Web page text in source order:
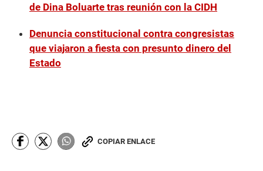
de Dina Boluarte tras reunión con la CIDH
Denuncia constitucional contra congresistas
que viajaron a fiesta con presunto dinero del
Estado
COPIAR ENLACE